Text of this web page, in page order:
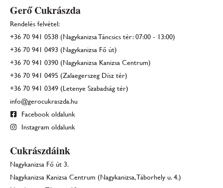
Gerő Cukrászda
Rendelés felvétel:
+36 70 941 0538 (Nagykanizsa Táncsics tér: 07:00 - 13:00)
+36 70 941 0493 (Nagykanizsa Fő út)
+36 70 941 0390 (Nagykanizsa Kanizsa Centrum)
+36 70 941 0495 (Zalaegerszeg Dísz tér)
+36 70 941 0349 (Letenye Szabadság tér)
info@gerocukraszda.hu
Facebook oldalunk
Instagram oldalunk
Cukrászdáink
Nagykanizsa Fő út 3.
Nagykanizsa Kanizsa Centrum (Nagykanizsa, Táborhely u. 4.)